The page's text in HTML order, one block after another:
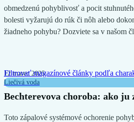
obmedzenú pohyblivosť a pocit
bolesti vyžarujú do rúk či nôh alebo
žiadneho pohybu? Dozviete sa v našom
12 marec 2025
Bechterevova choroba: ako ju
Toto zápalové systémové ochorenie
Filtrovať magazínové články podľa
Liečivá voda